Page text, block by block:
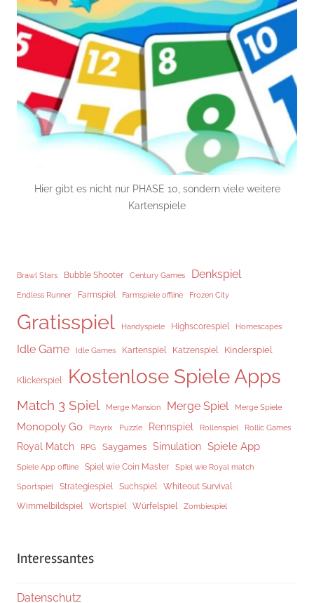
Hier gibt es nicht nur PHASE 10, sondern viele weitere
Kartenspiele
Brawl Stars Bubble Shooter Century Games Denkspiel
Endless Runner Farmspiel Farmspiele offline Frozen City
Gratisspiel Handyspiele Highscorespiel Homescapes
Idle Game Idle Games Kartenspiel Katzenspiel Kinderspiel
Klickerspiel Kostenlose Spiele Apps
Match 3 Spiel Merge Mansion Merge Spiel Merge Spiele
Monopoly Go Playrix Puzzle Rennspiel Rollenspiel Rollic Games
Royal Match RPG Saygames Simulation Spiele App
Spiele App offline Spiel wie Coin Master Spiel wie Royal match
Sportspiel Strategiespiel Suchspiel
Whiteout Survival
Wimmelbildspiel
Wortspiel Würfelspiel Zombiespiel
Interessantes
Datenschutz